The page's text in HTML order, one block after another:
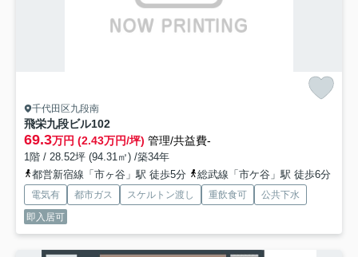
千代田区九段南
飛栄九段ビル102
69.3万円 (2.43万円/坪) 管理/共益費-
1階 / 28.52坪 (94.31㎡) /築34年
都営新宿線「市ヶ谷」駅 徒歩5分
総武線「市ケ谷」駅 徒歩6分
電気有 都市ガス スケルトン渡し 重飲食可
公共下水
即入居可